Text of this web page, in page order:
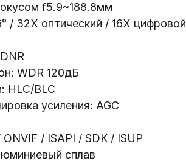
f5.9~188.8мм
/ 32X оптический / 16X цифровой
WDR 120дБ
HLC/BLC
усиления: AGC
/ ISAPI / SDK / ISUP
сплав